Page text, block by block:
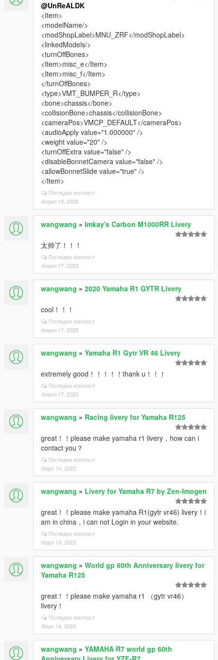
@UnReALDK
<Item>
<modelName/>
<modShopLabel>MNU_ZRF</modShopLabel>
<linkedModels/>
<turnOffBones>
<Item>misc_e</Item>
<Item>misc_f</Item>
</turnOffBones>
<type>VMT_BUMPER_R</type>
<bone>chassis</bone>
<collisionBone>chassis</collisionBone>
<cameraPos>VMCP_DEFAULT</cameraPos>
<audioApply value="1.000000" />
<weight value="20" />
<turnOffExtra value="false" />
<disableBonnetCamera value="false" />
<allowBonnetSlide value="true" />
</Item>
Погледни контекст
Април 19, 2023
wangwang » Imkay's Carbon M1000RR Livery
太帅了！！！
Погледни контекст
Април 17, 2023
wangwang » 2020 Yamaha R1 GYTR Livery
cool！！！
Погледни контекст
Април 17, 2023
wangwang » Yamaha R1 Gytr VR 46 Livery
extremely good！！！！！thank u！！！
Погледни контекст
Април 17, 2023
wangwang » Racing livery for Yamaha R125
great！！please make yamaha r1 livery，how can i
contact you？
Погледни контекст
Март 14, 2023
wangwang » Livery for Yamaha R7 by Zen-Imogen
great！！please make yamaha R1(gytr vr46) livery！i
am in china，i can not Login in your website.
Погледни контекст
Март 14, 2023
wangwang » World gp 60th Anniversary livery for
Yamaha R125
great！！please make yamaha r1 （gytr vr46）
livery！
Погледни контекст
Март 14, 2023
wangwang » YAMAHA R7 world gp 60th